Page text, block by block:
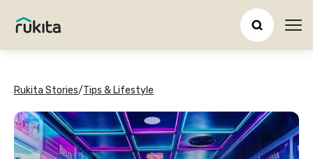
Rukita Stories/Tips & Lifestyle